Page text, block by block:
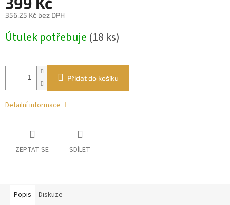
356,25 Kč bez DPH
Měrná
cena:
Útulek potřebuje (18 ks)
Přidat do košíku
Detailní informace
ZEPTAT SE SDÍLET
Popis Diskuze